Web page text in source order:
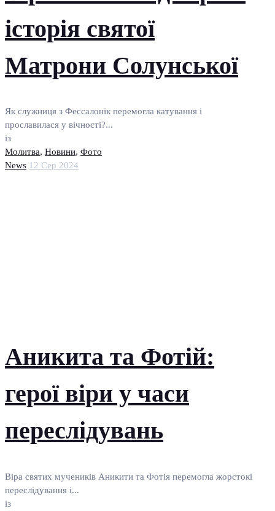
історія святої
Матрони Солунської
Як служниця з Фессалонік перемогла катування і
прославилася у вічності?...
із
Молитва, Новини, Фото
News 12 Сер 2024
Аникита та Фотій:
герої віри у часи
переслідувань
Віра святих мучеників Аникити та Фотія перемогла жорстокі
переслідування і...
із